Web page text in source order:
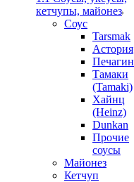
кетчупы, майонез
Соус
Tarsmak
Астория
Печагин
Тамаки
(Tamaki)
Хайнц
(Heinz)
Dunkan
Прочие
соусы
Майонез
Кетчуп